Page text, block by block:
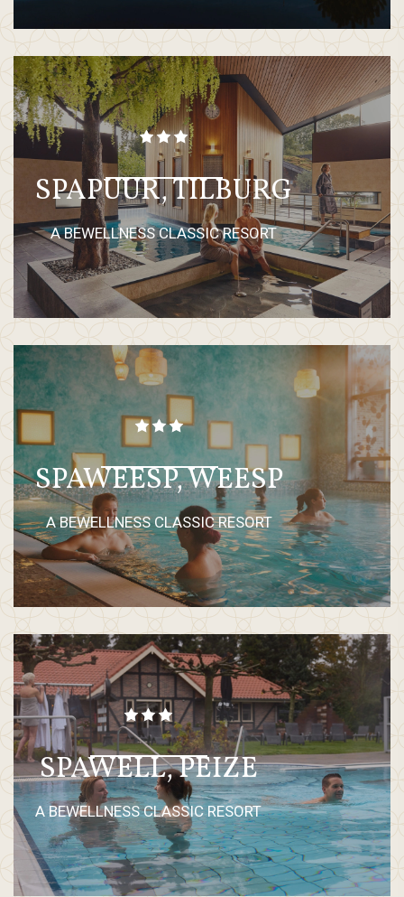
SPAPUUR, TILBURG
A BEWELLNESS CLASSIC RESORT
SPAWEESP, WEESP
A BEWELLNESS CLASSIC RESORT
SPAWELL, PEIZE
A BEWELLNESS CLASSIC RESORT